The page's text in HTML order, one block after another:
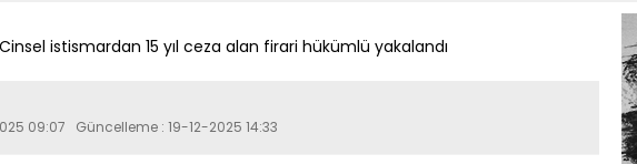
Cinsel istismardan 15 yıl ceza alan firari hükümlü yakalandı
09:07 Güncelleme : 19-12-2025 14:33